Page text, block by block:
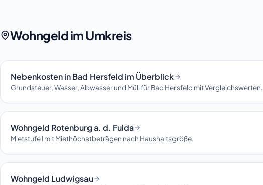
Wohngeld im Umkreis
Nebenkosten in Bad Hersfeld im Überblick
Grundsteuer, Wasser, Abwasser und Müll für Bad Hersfeld mit Vergleichswerten.
Wohngeld Rotenburg a. d. Fulda
Mietstufe I mit Miethöchstbeträgen nach Haushaltsgröße.
Wohngeld Ludwigsau